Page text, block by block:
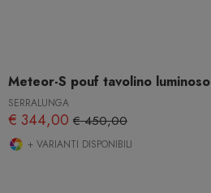
Meteor-S pouf tavolino luminoso
SERRALUNGA
€ 344,00 € 450,00
+ VARIANTI DISPONIBILI